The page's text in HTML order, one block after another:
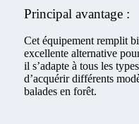
Principal avantage :
Cet équipement remplit
excellente alternative
il s’adapte à tous les
d’acquérir différents
balades en forêt.